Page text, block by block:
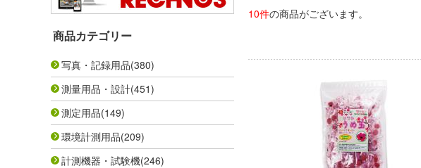
商品カテゴリー
写真・記録用品(380)
測量用品・設計(451)
測定用品(149)
環境計測用品(209)
計測機器・試験機(246)
10件の商品がございます。